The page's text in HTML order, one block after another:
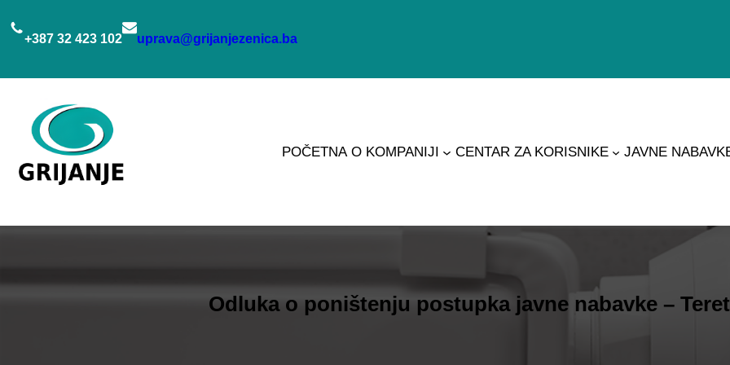
na
+387 32 423 102 uprava@grijanjezenica.ba
POČETNA O KOMPANIJI CENTAR ZA KORISNIKE JAVNE
Odluka o poništenju postupka javne nabavke –